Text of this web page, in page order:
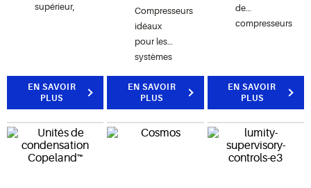
supérieur,
les
compresseurs
Copeland
sont à
même de
EN SAVOIR
PLUS
Compresseurs
idéaux
pour les
systèmes
une plage
complète
températures,
EN SAVOIR
PLUS
de
compresseurs
systèmes
nécessitant
plage de
capacité
d’évaporation.
EN SAVOIR
PLUS